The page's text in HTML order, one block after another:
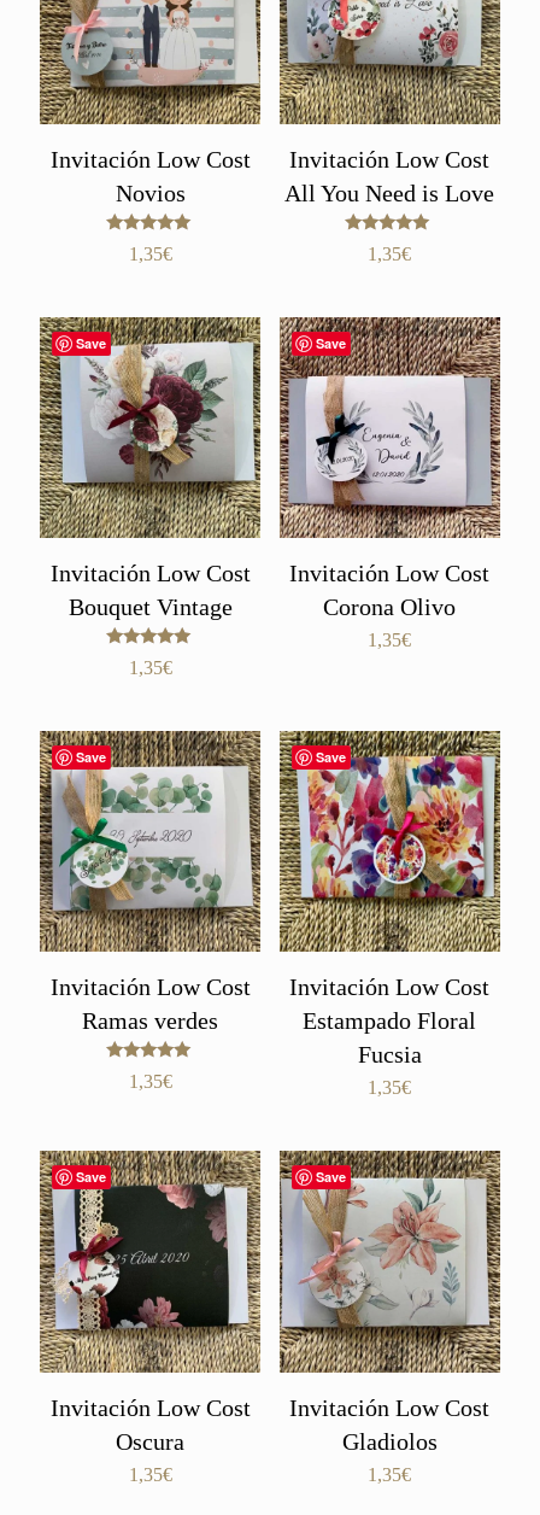
Invitación Low Cost
Novios
Valorado
con
1,35€
Invitación Low Cost
All You Need is Love
Valorado
con
1,35€
Save
Invitación Low Cost
Bouquet Vintage
Valorado
con
1,35€
Save
Invitación Low Cost
Corona Olivo
1,35€
Save
Invitación Low Cost
Ramas verdes
Valorado
con
1,35€
Save
Invitación Low Cost
Estampado Floral
Fucsia
1,35€
Save
Invitación Low Cost
Oscura
1,35€
Save
Invitación Low Cost
Gladiolos
1,35€